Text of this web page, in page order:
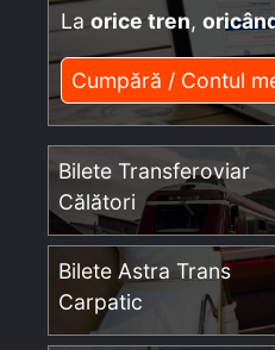
La orice tren,
Cumpără / Contul
Bilete Transferoviar
Călători
Bilete Astra Trans
Carpatic